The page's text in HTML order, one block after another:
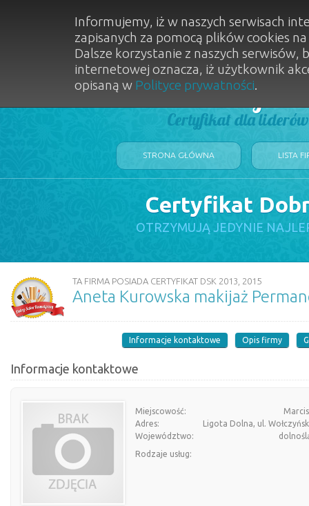
Dobry
Certyfikat dla
STRONA GŁÓWNA LISTA
Certyfikat
OTRZYMUJĄ JEDYNIE
TA FIRMA POSIADA CERTYFIKAT DSK 2013, 2015
Aneta Kurowska makijaż
Informacje kontaktowe Opis firmy
Informacje kontaktowe
Miejscowość:
Adres:
Ligota Dolna, ul.
Województwo:
Rodzaje usług:
Informujemy, iż w naszych serwisach
zapisanych za pomocą plików cookies
Dalsze korzystanie z naszych
internetowej oznacza, iż użytkownik
opisaną w Polityce prywatności.